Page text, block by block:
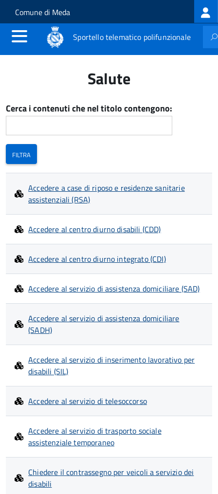
Salta al contenuto principale
Skip to site navigation
Comune di Meda
Sportello telematico polifunzionale
Salute
Cerca i contenuti che nel titolo contengono:
Accedere a case di riposo e residenze sanitarie
assistenziali (RSA)
Accedere al centro diurno disabili (CDD)
Accedere al centro diurno integrato (CDI)
Accedere al servizio di assistenza domiciliare (SAD)
Accedere al servizio di assistenza domiciliare
(SADH)
Accedere al servizio di inserimento lavorativo per
disabili (SIL)
Accedere al servizio di telesoccorso
Accedere al servizio di trasporto sociale
assistenziale temporaneo
Chiedere il contrassegno per veicoli a servizio dei
disabili